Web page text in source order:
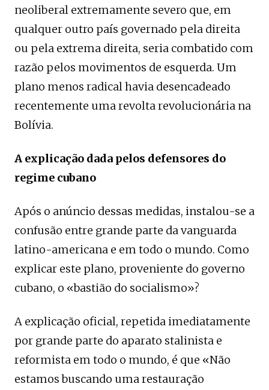
neoliberal extremamente severo que, em
qualquer outro país governado pela direita
ou pela extrema direita, seria combatido com
razão pelos movimentos de esquerda. Um
plano menos radical havia desencadeado
recentemente uma revolta revolucionária na
Bolívia.
A explicação dada pelos defensores do
regime cubano
Após o anúncio dessas medidas, instalou-se a
confusão entre grande parte da vanguarda
latino-americana e em todo o mundo. Como
explicar este plano, proveniente do governo
cubano, o «bastião do socialismo»?
A explicação oficial, repetida imediatamente
por grande parte do aparato stalinista e
reformista em todo o mundo, é que «Não
estamos buscando uma restauração